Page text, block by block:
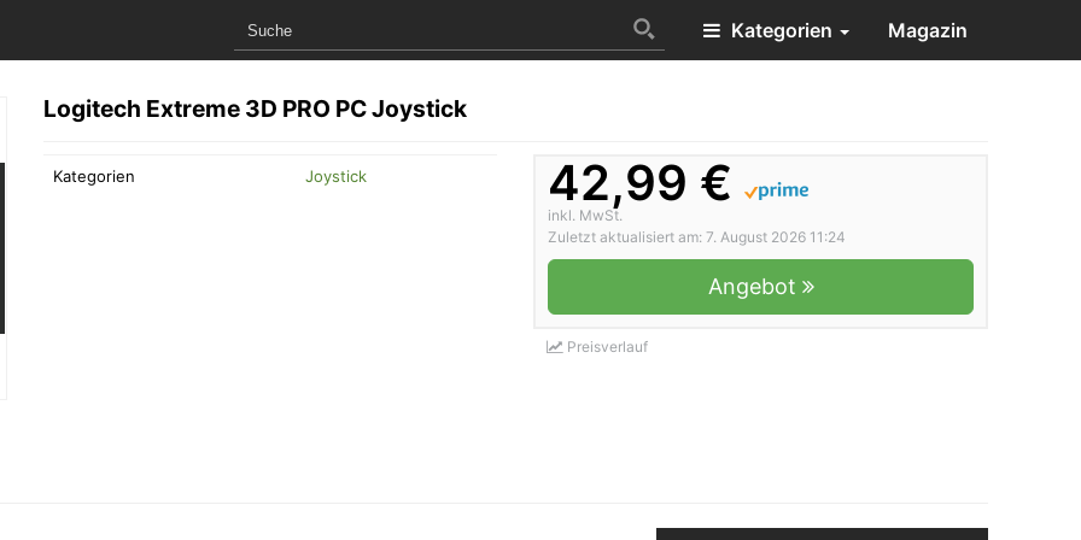
Kategorien Magazin
Logitech Extreme 3D PRO PC Joystick
42,99 €
inkl. MwSt.
Zuletzt aktualisiert am: 7. August 2026 11:24
Angebot
Preisverlauf
Kategorien Joystick